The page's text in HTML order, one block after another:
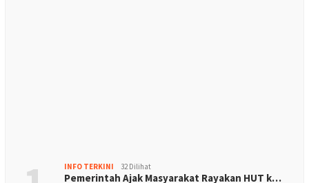
INFO TERKINI 32 Dilihat
Pemerintah Ajak Masyarakat Rayakan HUT k…